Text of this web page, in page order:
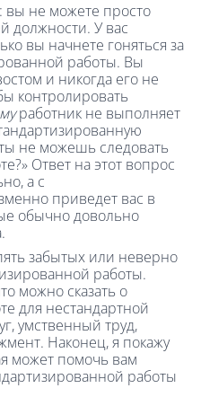
вы не можете просто
должности. У вас
вы начнете гоняться за
работы. Вы
и никогда его не
контролировать
работник не выполняет
не можешь следовать
Ответ на этот вопрос
а с
приведет вас в
обычно довольно
забытых или неверно
работы.
можно сказать о
для нестандартной
умственный труд,
Наконец, я покажу
может помочь вам
работы